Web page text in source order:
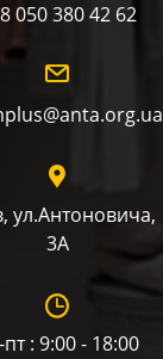
050 380 42 62
ул.Антоновича,
3А
: 9:00 - 18:00